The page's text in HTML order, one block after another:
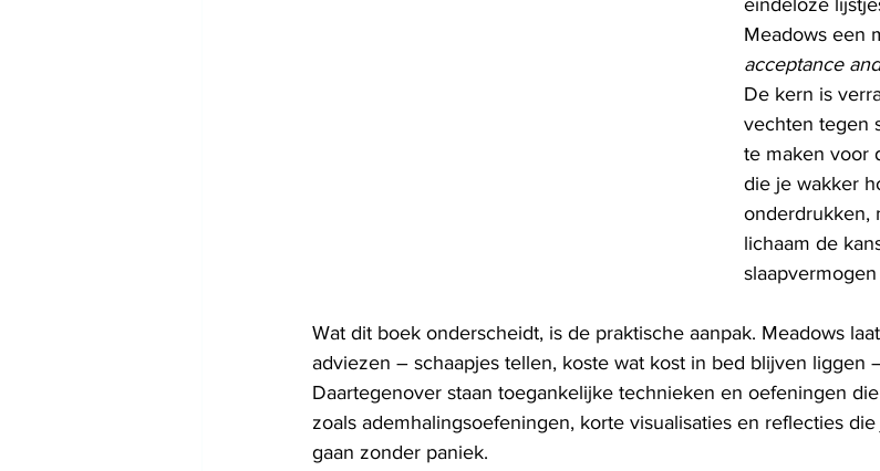
eindeloze
Meadows een
acceptance
De kern is
vechten tegen
te maken voor
die je wakker
onderdrukken,
lichaam de
Wat dit boek onderscheidt, is de praktische aanpak. Meadows
adviezen – schaapjes tellen, koste wat kost in bed blijven liggen
Daartegenover staan toegankelijke technieken en oefeningen
zoals ademhalingsoefeningen, korte visualisaties en reflecties
gaan zonder paniek.